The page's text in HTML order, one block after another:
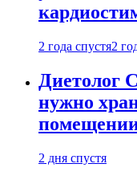
2 года спустя2
Диетолог
нужно
2 дня спустя